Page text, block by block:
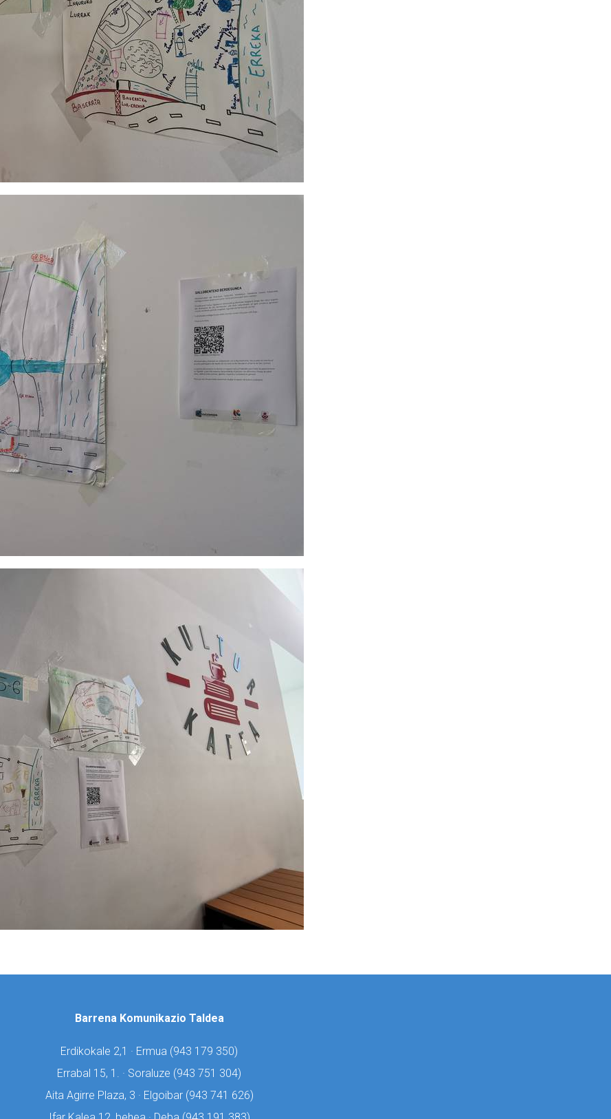
Barrena Komunikazio Taldea
Erdikokale 2,1 · Ermua (943 179 350)
Errabal 15, 1. · Soraluze (943 751 304)
Aita Agirre Plaza, 3 · Elgoibar (943 741 626)